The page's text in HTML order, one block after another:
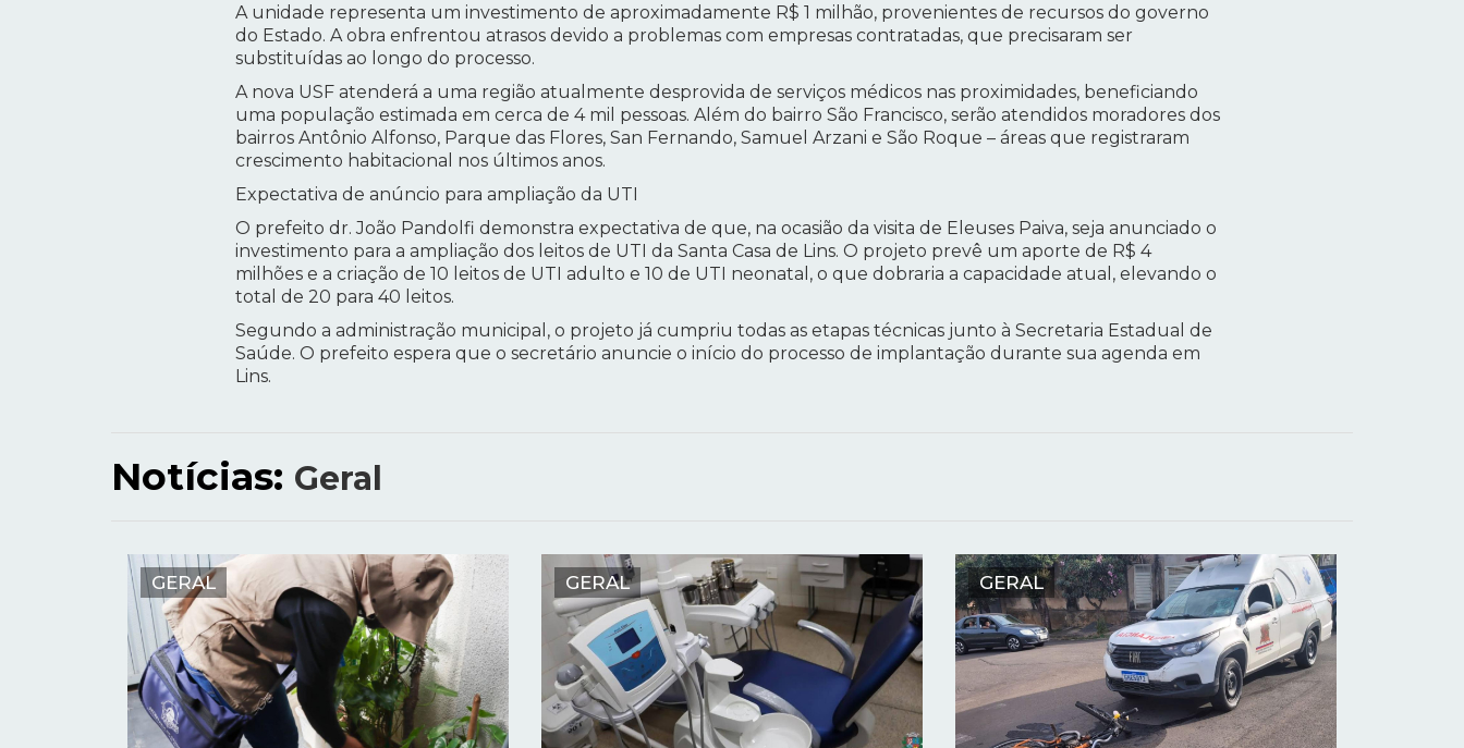
A unidade representa um investimento de aproximadamente R$ 1 milhão, provenientes de recursos do governo
do Estado. A obra enfrentou atrasos devido a problemas com empresas contratadas, que precisaram ser
substituídas ao longo do processo.
A nova USF atenderá a uma região atualmente desprovida de serviços médicos nas proximidades, beneficiando
uma população estimada em cerca de 4 mil pessoas. Além do bairro São Francisco, serão atendidos moradores dos
bairros Antônio Alfonso, Parque das Flores, San Fernando, Samuel Arzani e São Roque – áreas que registraram
crescimento habitacional nos últimos anos.
Expectativa de anúncio para ampliação da UTI
O prefeito dr. João Pandolfi demonstra expectativa de que, na ocasião da visita de Eleuses Paiva, seja anunciado o
investimento para a ampliação dos leitos de UTI da Santa Casa de Lins. O projeto prevê um aporte de R$ 4
milhões e a criação de 10 leitos de UTI adulto e 10 de UTI neonatal, o que dobraria a capacidade atual, elevando o
total de 20 para 40 leitos.
Segundo a administração municipal, o projeto já cumpriu todas as etapas técnicas junto à Secretaria Estadual de
Saúde. O prefeito espera que o secretário anuncie o início do processo de implantação durante sua agenda em
Lins.
Notícias: Geral
GERAL GERAL GERAL